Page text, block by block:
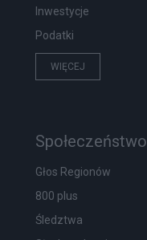
Inwestycje
Podatki
WIĘCEJ
Społeczeństwo
Głos Regionów
800 plus
Śledztwa